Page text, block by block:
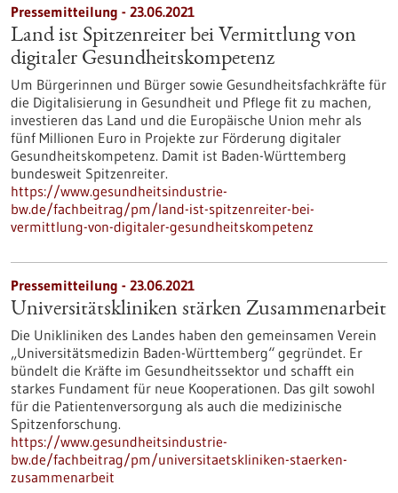
Pressemitteilung - 23.06.2021
Land ist Spitzenreiter bei Vermittlung von
digitaler Gesundheitskompetenz
Um Bürgerinnen und Bürger sowie Gesundheitsfachkräfte für
die Digitalisierung in Gesundheit und Pflege fit zu machen,
investieren das Land und die Europäische Union mehr als
fünf Millionen Euro in Projekte zur Förderung digitaler
Gesundheitskompetenz. Damit ist Baden-Württemberg
bundesweit Spitzenreiter.
https://www.gesundheitsindustrie-
bw.de/fachbeitrag/pm/land-ist-spitzenreiter-bei-
vermittlung-von-digitaler-gesundheitskompetenz
Pressemitteilung - 23.06.2021
Universitätskliniken stärken Zusammenarbeit
Die Unikliniken des Landes haben den gemeinsamen Verein
„Universitätsmedizin Baden-Württemberg“ gegründet. Er
bündelt die Kräfte im Gesundheitssektor und schafft ein
starkes Fundament für neue Kooperationen. Das gilt sowohl
für die Patientenversorgung als auch die medizinische
Spitzenforschung.
https://www.gesundheitsindustrie-
bw.de/fachbeitrag/pm/universitaetskliniken-staerken-
zusammenarbeit